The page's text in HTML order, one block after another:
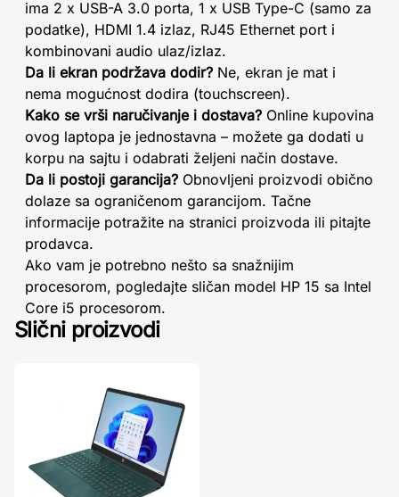
ima 2 x USB-A 3.0 porta, 1 x USB Type-C (samo za
podatke), HDMI 1.4 izlaz, RJ45 Ethernet port i
kombinovani audio ulaz/izlaz.
Da li ekran podržava dodir? Ne, ekran je mat i
nema mogućnost dodira (touchscreen).
Kako se vrši naručivanje i dostava? Online kupovina
ovog laptopa je jednostavna – možete ga dodati u
korpu na sajtu i odabrati željeni način dostave.
Da li postoji garancija? Obnovljeni proizvodi obično
dolaze sa ograničenom garancijom. Tačne
informacije potražite na stranici proizvoda ili pitajte
prodavca.
Ako vam je potrebno nešto sa snažnijim
procesorom, pogledajte sličan model HP 15 sa Intel
Core i5 procesorom.
Slični proizvodi